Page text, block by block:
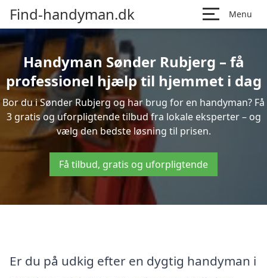
Find-handyman.dk Menu
Handyman Sønder Rubjerg – få
professionel hjælp til hjemmet i dag
Bor du i Sønder Rubjerg og har brug for en handyman? Få
3 gratis og uforpligtende tilbud fra lokale eksperter – og
vælg den bedste løsning til prisen.
Få tilbud, gratis og uforpligtende
Er du på udkig efter en dygtig handyman i